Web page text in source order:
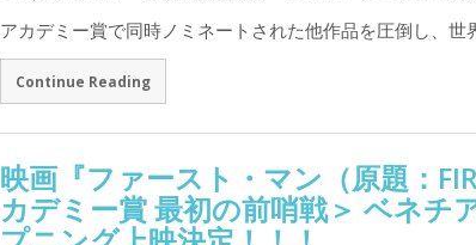
アカデミー賞で同時ノミネートされた他作品を圧倒し、世
Continue Reading
映画『ファースト・マン（原題：
カデミー賞 最初の前哨戦＞ ベネチ